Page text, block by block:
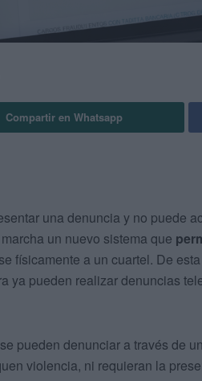
Compartir en Whatsapp
una denuncia y no puede
un nuevo sistema que
físicamente a un cuartel. De
ya pueden realizar denuncias
pueden denunciar a través de
violencia, ni requieran la